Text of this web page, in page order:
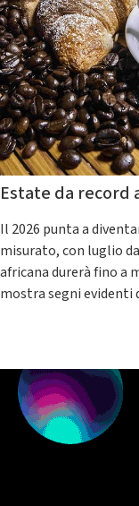
Estate da record
Il 2026 punta a
misurato, con luglio
africana durerà fino a
mostra segni evidenti